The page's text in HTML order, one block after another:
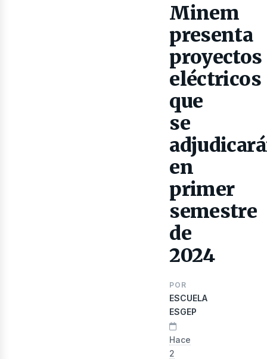
Minem
presenta
proyectos
eléctricos
que
se
en
primer
semestre
de
2024
POR
ESCUELA
ESGEP
Hace
2